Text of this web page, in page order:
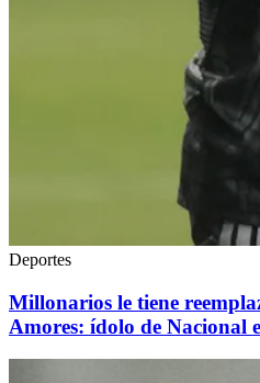
Deportes
Millonarios le tiene
Amores: ídolo de Nacional